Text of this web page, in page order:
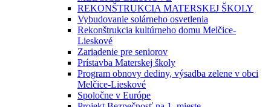
REKONŠTRUKCIA MATERSKEJ ŠKOLY
Vybudovanie solárneho osvetlenia
Rekonštrukcia kultúrneho domu Melčice-
Lieskové
Zariadenie pre seniorov
Prístavba Materskej školy
Program obnovy dediny, výsadba zelene v obci
Melčice-Lieskové
Spoločne v Európe